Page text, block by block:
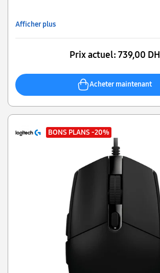
Afficher plus
Prix actuel: 739,00 DH
Acheter maintenant
BONS PLANS -20%